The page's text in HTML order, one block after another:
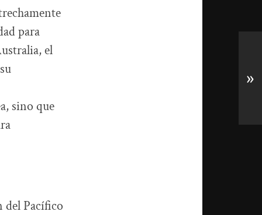
para
el
sino que
del Pacífico
»